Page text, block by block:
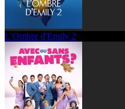
L'Ombre d'Emily 2